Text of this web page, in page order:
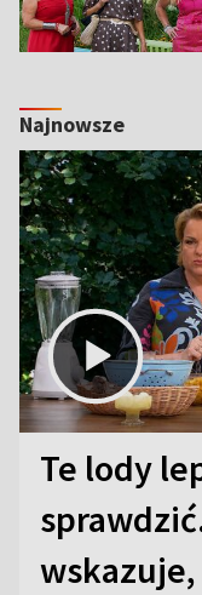
Najnowsze
Te lody